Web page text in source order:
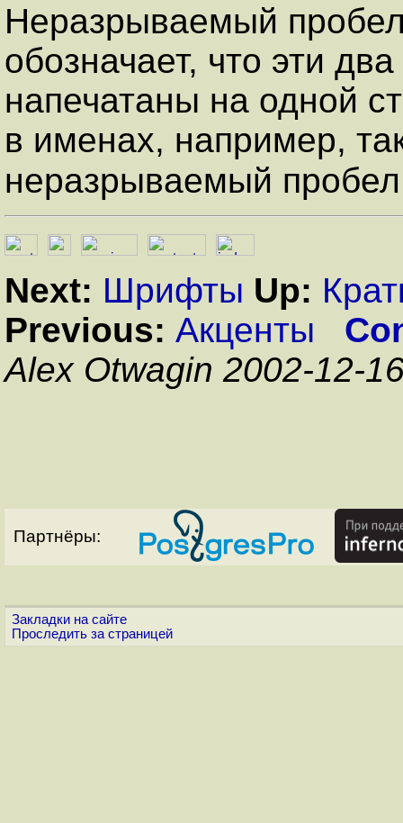
Неразрываемый
обозначает, что эти
напечатаны на одной
в именах, например,
неразрываемый
Next: Шрифты Up:
Previous: Акценты
Alex Otwagin 2002-12-
Партнёры:
Закладки на сайте
Проследить за страницей